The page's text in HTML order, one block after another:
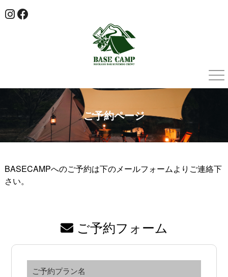
ご予約ページ
BASECAMPへのご予約は下のメールフォームよりご連絡下
さい。
ご予約フォーム
ご予約プラン名